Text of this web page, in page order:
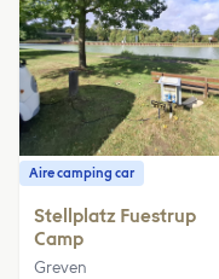
Aire camping car
Stellplatz Fuestrup
Camp
Greven